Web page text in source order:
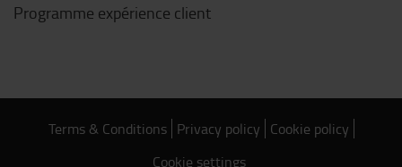
Programme expérience client
Terms & Conditions Privacy policy Cookie policy
Cookie settings